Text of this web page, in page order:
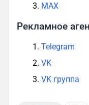
MAX
Рекламное
Telegram
VK
VK группа